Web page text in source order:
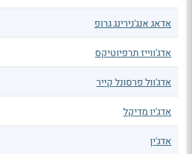
אדאג אנג'נירינג גרופ
אדג'ווייז תרפיוטיקס
אדג'וול פרסונל קייר
אדג'יו מדיקל
אדג'ין